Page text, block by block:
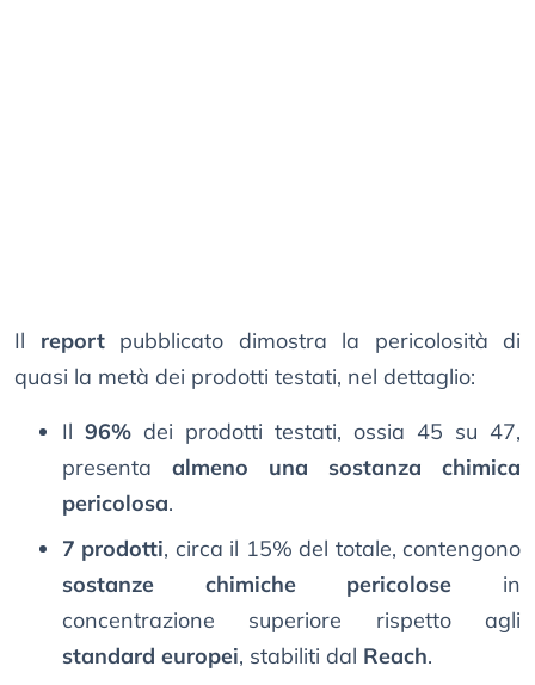
Il reportpubblicato dimostra la pericolosità di
quasi la metà dei prodotti testati, nel dettaglio:
Il 96% dei prodotti testati, ossia 45 su 47,
presenta almeno una sostanza chimica
pericolosa.
7 prodotti, circa il 15% del totale, contengono
sostanze chimiche pericolose in
concentrazione superiore rispetto agli
standard europei, stabiliti dal Reach.